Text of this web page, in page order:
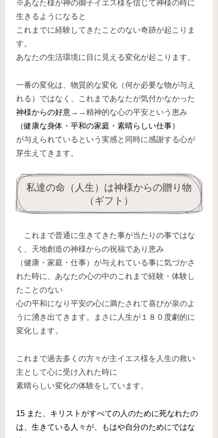
※あなた様が神の御子イエス様を信じて神様の時に
生きるようになると
これまでに経験してきたことのない奇跡が起こりま
す。
あなたの生活環境に目に見える変化が起こります。
一番の変化は、物質的な変化（何か必要な物が与え
れる）ではなく、これまであなたが気付かなかった
神様からの好意→→精神的な心の平安という恵み
（健康な身体・平和の家庭・素晴らしい仕事）
が与えられているという実感と同時に感謝する心が
芽生えてきます。
私達の命（人生）は神様からの贈り物
（ギフト）
これまで普通に生きてきた事が当たりの事ではな
く、天地創造の神様からの祝福であり恵み
（健康・家庭・仕事）が与えれている事に気づかさ
れた時に、あなたの心の中のこれまで経験・体験し
たことのない
心の平和になり平安の心に満たされて喜びが泉のよ
うに湧き出てきます。まさに人生が１８０度劇的に
変化します。
これまで過去多くの方々が主イエス様を人生の救い
主として心に受け入れた時に
素晴らしい変化の体験をしています。
15 また、キリストがすべての人のために死なれたの
は、生きている人々が、もはや自分のためにではな